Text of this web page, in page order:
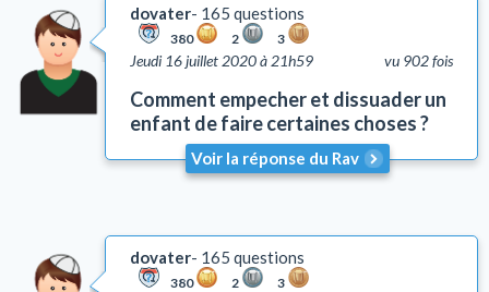
dovater 165 questions
380 2 3
vu 902 fois
Jeudi 16 juillet 2020 à 21h59
Comment empecher et dissuader un
enfant de faire certaines choses ?
Voir la réponse du Rav
dovater 165 questions
380 2 3